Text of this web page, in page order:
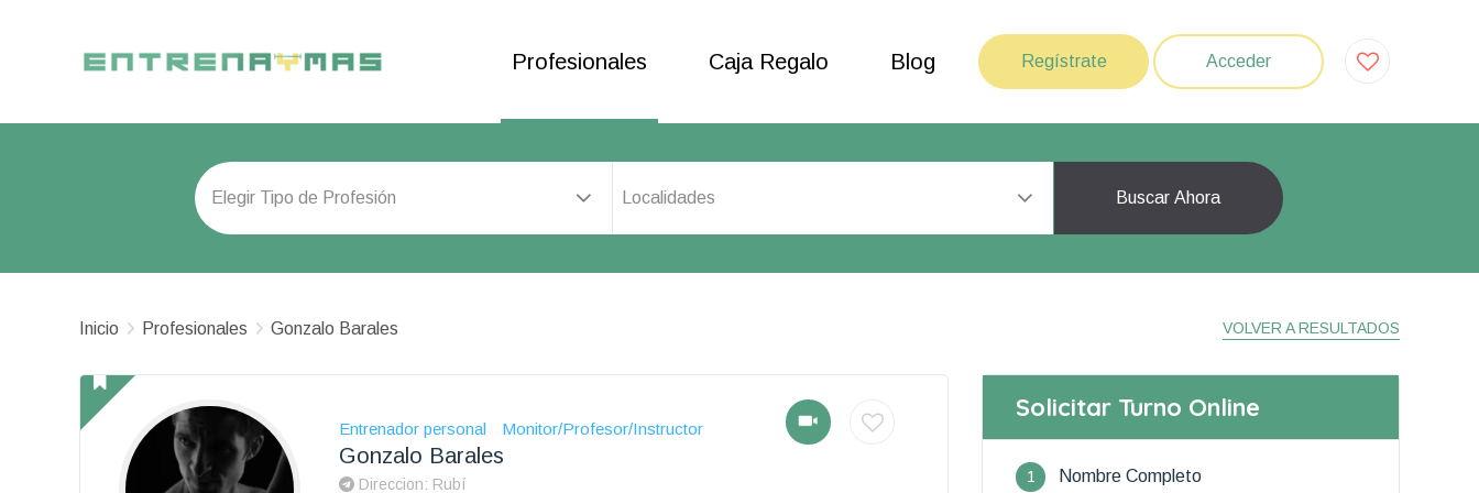
Profesionales Caja Regalo Blog Regístrate Acceder
Localidades Buscar Ahora
Inicio Profesionales Gonzalo Barales VOLVER A RESULTADOS
Entrenador personal Monitor/Profesor/Instructor
Gonzalo Barales
Direccion: Rubí
Solicitar Turno Online
1 Nombre Completo